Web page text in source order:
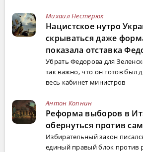
Михаил Нестерюк
Нацистское нутро
скрываться даже
показала отставка
Убрать Федорова для
так важно, что он готов был
весь кабинет министров
Антон Копнин
Реформа выборов в
обернуться против
Избирательный закон
единый правый блок против